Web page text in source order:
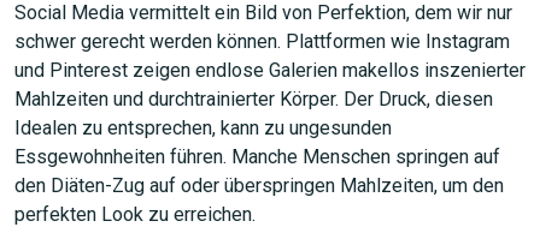
Social Media vermittelt ein Bild von Perfektion, dem wir nur
schwer gerecht werden können. Plattformen wie Instagram
und Pinterest zeigen endlose Galerien makellos inszenierter
Mahlzeiten und durchtrainierter Körper. Der Druck, diesen
Idealen zu entsprechen, kann zu ungesunden
Essgewohnheiten führen. Manche Menschen springen auf
den Diäten-Zug auf oder überspringen Mahlzeiten, um den
perfekten Look zu erreichen.